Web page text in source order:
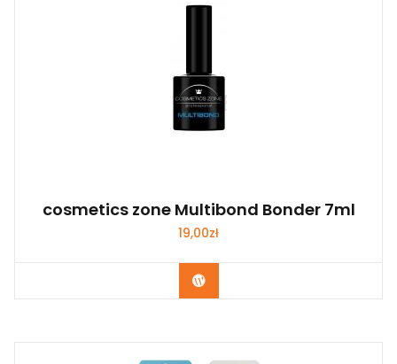
cosmetics zone Multibond Bonder 7ml
19,00zł
Zobacz